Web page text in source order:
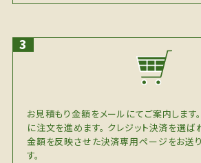
お見積もり金額をメールにてご案内します
に注文を進めます。 クレジット決済を選ば
金額を反映させた決済専用ページをお送
す。